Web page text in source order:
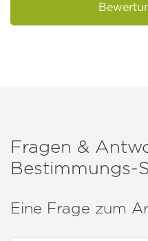
Fragen &
Bestimmungs-
Eine Frage zum